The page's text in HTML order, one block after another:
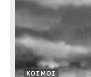
ΚΟΣΜΟΣ